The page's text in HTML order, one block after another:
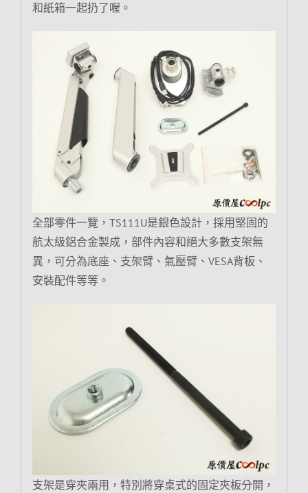
和紙箱一起扔了喔。
全部零件一覽，TS111U是銀色設計，採用堅固的
航太級鋁合金製成，部件內容和絕大多數支架無
異，可分為底座、支架臂、氣壓臂、VESA背板、
安裝配件等等。
支架是穿夾兩用，特別將穿桌式的固定夾板分開，